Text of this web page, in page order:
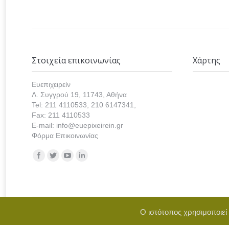
Στοιχεία επικοινωνίας
Ευεπιχειρείν
Λ. Συγγρού 19, 11743, Αθήνα
Tel: 211 4110533, 210 6147341,
Fax: 211 4110533
E-mail: info@euepixeirein.gr
Φόρμα Επικοινωνίας
Find us on:
Χάρτης
Copyright © 2021 euepixeirein.gr |
Ο ιστότοπος